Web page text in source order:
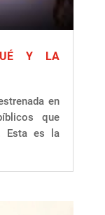
Y LA
en
que
Esta es la